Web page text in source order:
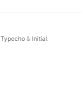
Typecho & Initial.